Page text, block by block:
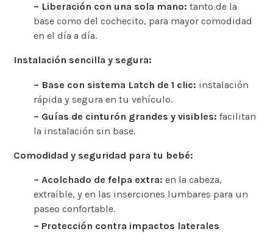
– Liberación con una sola mano: tanto de la
base como del cochecito, para mayor comodidad
en el día a día.
Instalación sencilla y segura:
– Base con sistema Latch de 1 clic: instalación
rápida y segura en tu vehículo.
– Guías de cinturón grandes y visibles: facilitan
la instalación sin base.
Comodidad y seguridad para tu bebé:
– Acolchado de felpa extra: en la cabeza,
extraíble, y en las inserciones lumbares para un
paseo confortable.
– Protección contra impactos laterales